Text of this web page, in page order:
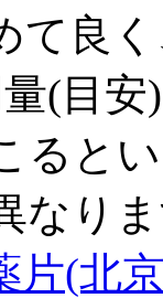
て良
(目
ると
なり
片(北